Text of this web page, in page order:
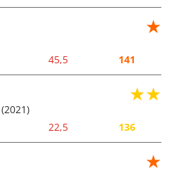
★
45,5 141
★★
(2021)
22,5 136
★